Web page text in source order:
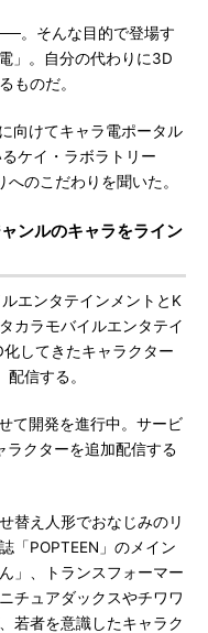
。そんな目的で登場す
」。自分の代わりに3D
ものだ。
向けてキャラ電ポータル
ケイ・ラボラトリー
へのこだわりを聞いた。
ンルのキャラをライン
エンタテインメントとK
カラモバイルエンタテイ
してきたキャラクター
信する。
て開発を進行中。サービ
ラクターを追加配信する
替え人形でおなじみのリ
「POPTEEN」のメイン
」、トランスフォーマー
チュアダックスやチワワ
若者を意識したキャラク